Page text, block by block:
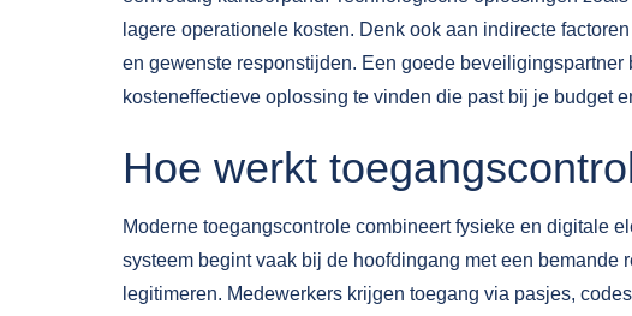
lagere operationele kosten. Denk ook aan indirecte
en gewenste responstijden. Een goede
kosteneffectieve oplossing te vinden die past bij je budget
Hoe werkt
Moderne toegangscontrole combineert fysieke en digitale
systeem begint vaak bij de hoofdingang met een
legitimeren. Medewerkers krijgen toegang via pasjes,